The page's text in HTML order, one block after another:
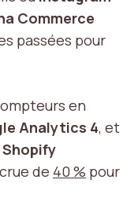
Commerce
passées pour
en
Analytics 4, et
Shopify
de 40 % pour